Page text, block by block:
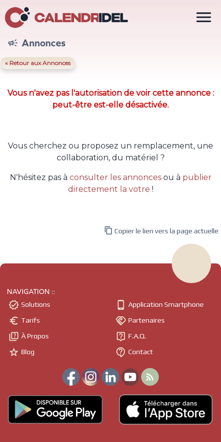
 Annonces
« Retour aux Annonces
Vous n'avez pas l'autorisation de voir cette annonce :
peut-être est-elle désactivée.
Vous cherchez ou proposez un remplacement, une
collaboration, du matériel ?
N'hésitez pas à consulter les annoncesou à publier
directement la votre !

 Copier le lien vers la page actuelle
NAVIGATION ::
 Solutions
 Tarifs
 À Propos
 Blog
 Application Smartphone
 Partenaires
 F.A.Q.
 Contact
